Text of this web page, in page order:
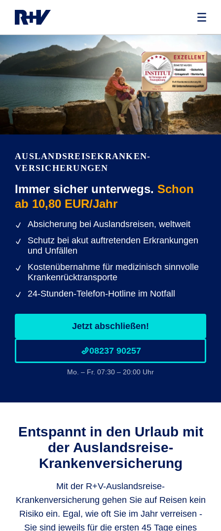
AUSLANDSREISEKRANKEN­
VERSICHERUNGEN
Immer sicher unterwegs. Schon
ab 10,80 EUR/Jahr
Absicherung bei Auslandsreisen, weltweit
Schutz bei akut auftretenden Erkrankungen
und Unfällen
Kostenübernahme für medizinisch sinnvolle
Krankenrücktransporte
24-Stunden-Telefon-Hotline im Notfall
Jetzt abschließen!
08237 90257
Mo. – Fr. 07:30 – 20:00 Uhr
Entspannt in den Urlaub mit
der Auslandsreise-
Krankenversicherung
Mit der R+V-Auslandsreise-
Krankenversicherung gehen Sie auf Reisen kein
Risiko ein. Egal, wie oft Sie im Jahr verreisen -
Sie sind jeweils für die ersten 45 Tage eines